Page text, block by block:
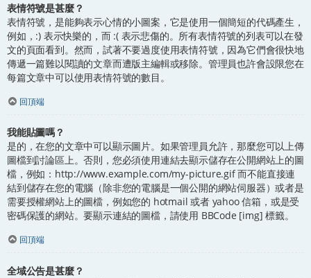
表情符號是甚麼？
表情符號，是能夠表示心情的小圖案，它是使用一個簡短的代碼產生，
例如，:) 表示快樂的，而 :( 表示悲傷的。所有表情符號的列表可以在發
文的頁面看到。然而，試著不要過度使用表情符號，因為它們會很快地
傳遞一篇難以閱讀的文章而遭版主編輯或移除。管理員也許會設限您在
每篇文章中可以使用表情符號的數目。
回頂端
我能貼圖嗎？
是的，在您的文章中可以顯示圖片。如果管理員允許，那麼您可以上傳
圖檔到討論區上。否則，您必須使用連結去顯示儲存在公開網站上的圖
檔，例如：http://www.example.com/my-picture.gif 而不能直接連
結到儲存在您的電腦（除非您的電腦是一個公開的網站伺服器）或者是
需要授權網站上的圖檔，例如您的 hotmail 或者 yahoo 信箱，或是受
密碼保護的網站。要顯示連結的圖檔，請使用 BBCode [img] 標籤。
回頂端
全域公告是甚麼？